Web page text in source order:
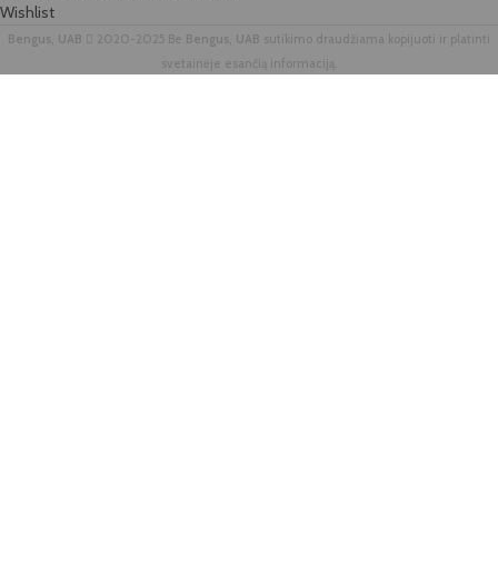
Wishlist
Bengus, UAB 2020-2025 Be Bengus, UAB sutikimo draudžiama kopijuoti ir platinti
svetainėje esančią informaciją.